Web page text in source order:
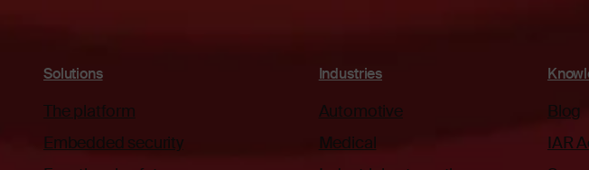
Solutions
The platform
Embedded security
Industries
Automotive
Medical
Blog
IAR